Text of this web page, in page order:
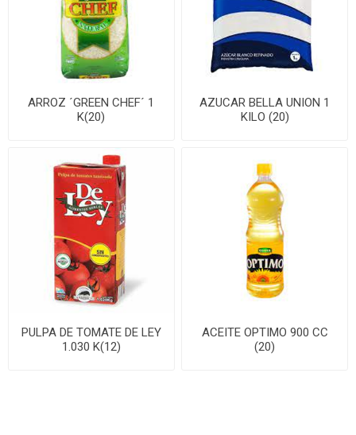
ARROZ ´GREEN CHEF´ 1
K(20)
AZUCAR BELLA UNION 1
KILO (20)
PULPA DE TOMATE DE LEY
1.030 K(12)
ACEITE OPTIMO 900 CC
(20)